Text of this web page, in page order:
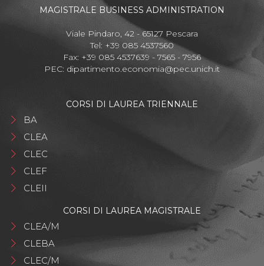
MAGISTRALE BUSINESS ADMINISTRATION
Viale Pindaro, 42 - 65127 Pescara
Tel: +39 085 4537560
Fax: +39 085 4537639 - 7565 - 7956
PEC: dipartimento.economia@pec.unich.it
CORSI DI LAUREA TRIENNALE
BA
CLEA
CLEC
CLEF
CLEII
CORSI DI LAUREA MAGISTRALE
CLEA/M
CLEBA
CLEC/M